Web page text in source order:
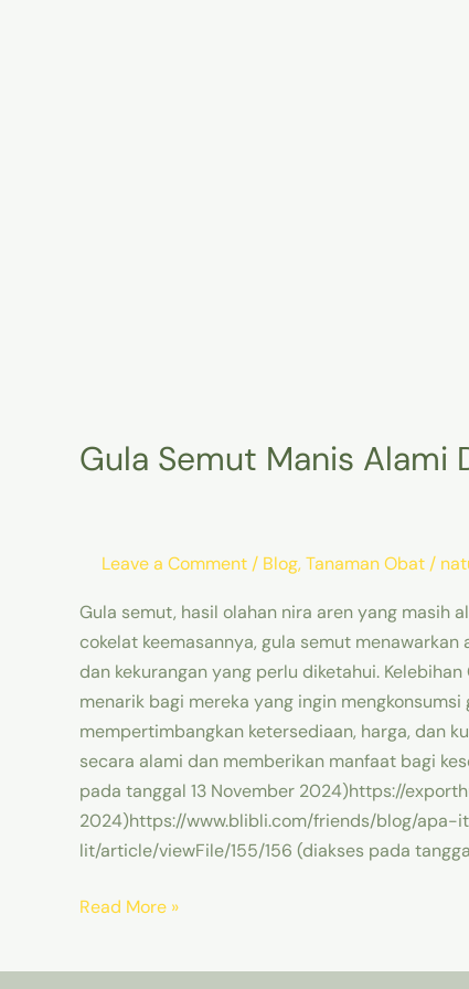
Gula Semut Manis Alami
Leave a Comment / Blog,Tanaman Obat /
Gula semut, hasil olahan nira aren yang masih
cokelat keemasannya, gula semut
dan kekurangan yang perlu diketahui.
menarik bagi mereka yang ingin
mempertimbangkan ketersediaan, harga, dan
secara alami dan memberikan manfaat bagi
pada tanggal 13 November 2024)https://
2024)https://www.blibli.com/friends/blog/apa-
lit/article/viewFile/155/156 (diakses pada
Read More »